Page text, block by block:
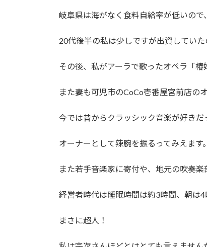
岐阜県は海がなく食料自給率が低いの
20代後半の私は少しですが出資してい
その後、私がアーラで歌ったオペラ「
また妻も可児市のCoCo壱番屋宮前店の
今では昔からクラッシック音楽が好きだ
オーナーとして辣腕を振るってみえます。
また若手音楽家に寄付や、地元の吹奏
経営者時代は睡眠時間は約3時間、朝は
まさに超人！